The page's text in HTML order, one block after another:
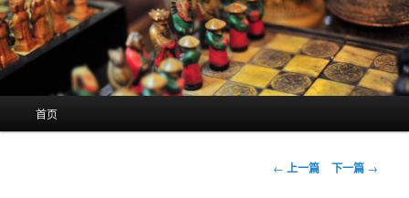
首页
文
← 上一篇 下一篇 →